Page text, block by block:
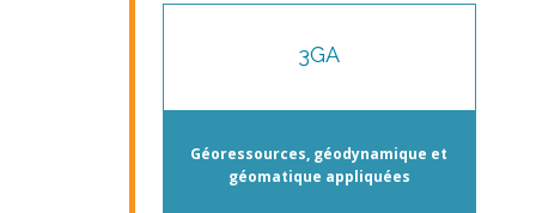
3GA
Géoressources, géodynamique et
géomatique appliquées